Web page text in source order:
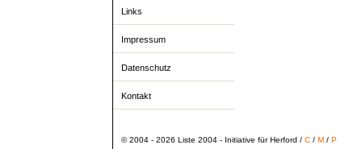
Links
Impressum
Datenschutz
Kontakt
© 2004 - 2026 Liste 2004 - Initiative für Herford / C/ M/ P